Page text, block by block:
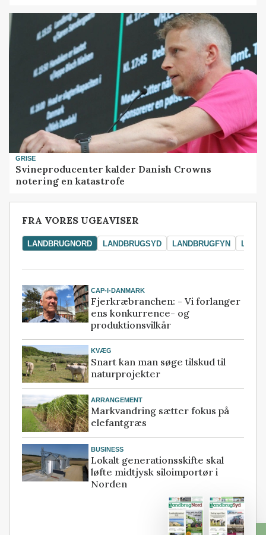
GRISE
Svineproducenter kalder Danish Crowns
notering en katastrofe
FRA VORES UGEAVISER
LANDBRUGNORD LANDBRUGSYD LANDBRUGFYN
CAP-I-DANMARK
Fjerkræbranchen: - Vi forlanger
ens konkurrence- og
produktionsvilkår
KVÆG
Snart kan man søge tilskud til
naturprojekter
ARRANGEMENT
Markvandring sætter fokus på
elefantgræs
BUSINESS
Lokalt generationsskifte skal
løfte midtjysk siloimportør i
Norden